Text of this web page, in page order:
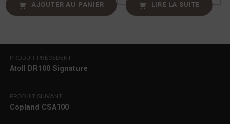
AJOUTER AU PANIER LIRE LA SUITE
Navigation de l’article
PRODUIT PRÉCÉDENT
Atoll DR100 Signature
PRODUIT SUIVANT
Copland CSA100